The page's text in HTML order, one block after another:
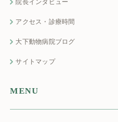
院長インタビュー
アクセス・診療時間
大下動物病院ブログ
サイトマップ
MENU